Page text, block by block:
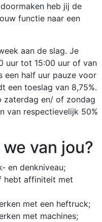
heb jij de
functie naar een
aan de slag. Je
uur tot 15:00 uur of van
een half uur pauze voor
een toeslag van 8,75%.
zaterdag en/ of zondag
van respectievelijk 50%
van jou?
en denkniveau;
hebt affiniteit met
met een heftruck;
met machines;